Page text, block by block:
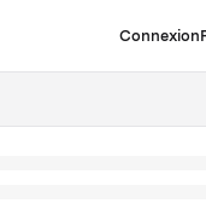
Connexion